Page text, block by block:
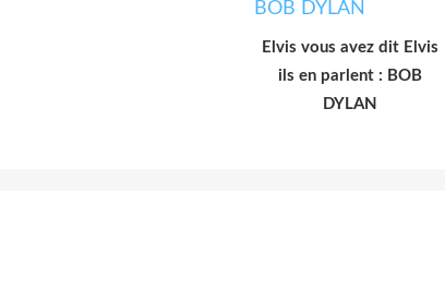
Elvis vous avez dit Elvis
ils en parlent : BOB
DYLAN